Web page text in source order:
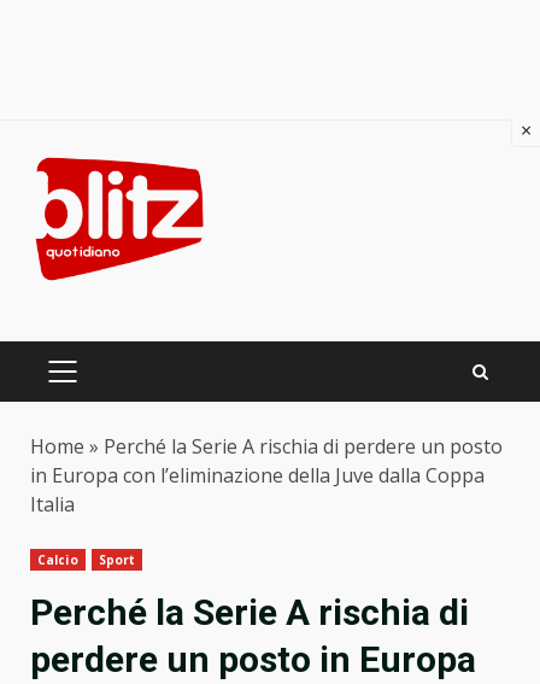
content
PRIMARY
Home » Perché la Serie A rischia di perdere un posto
in Europa con l’eliminazione della Juve dalla Coppa
Italia
Calcio Sport
Perché la Serie A rischia di
perdere un posto in Europa
×